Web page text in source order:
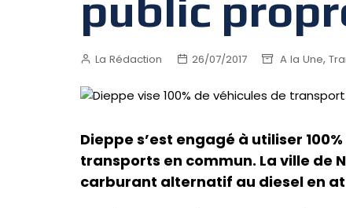
La Rédaction 26/07/2017 A la Une,
Dieppe s’est engagé à utiliser
transports en commun. La ville de
carburant alternatif au diesel en